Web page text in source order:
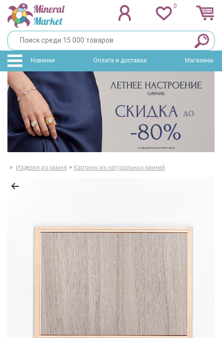
0
Новинки Оплата и доставка Магазины
> Изделия из камня > Картины из натуральных камней